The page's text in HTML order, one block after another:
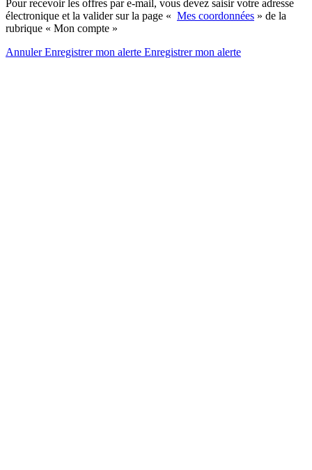
Pour recevoir les offres par e-mail, vous devez saisir votre adresse
électronique et la valider sur la page « Mes coordonnées » de la
rubrique « Mon compte »
AnnulerEnregistrer mon alerte Enregistrermon alerte